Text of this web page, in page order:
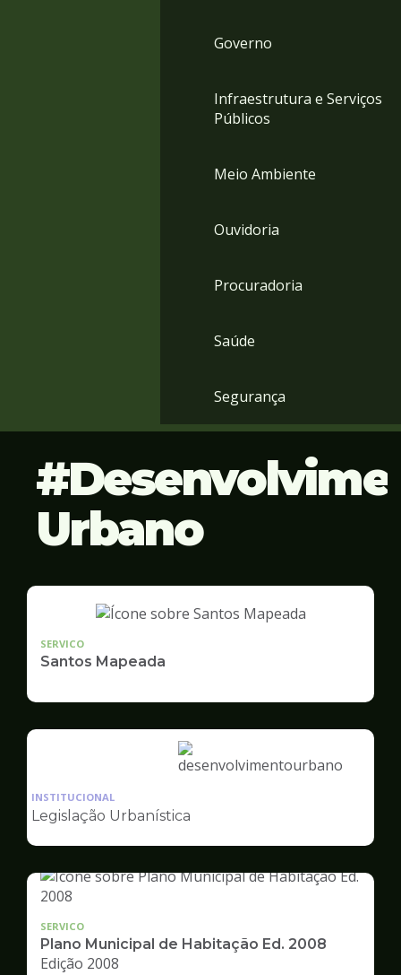
Governo
Infraestrutura e Serviços
Públicos
Meio Ambiente
Ouvidoria
Procuradoria
Saúde
Segurança
Urbano
SERVICO
Santos Mapeada
Ilustração
Desenvolvimento
Urbano
INSTITUCIONAL
Legislação Urbanística
SERVICO
Plano Municipal de Habitação Ed. 2008
Edição 2008